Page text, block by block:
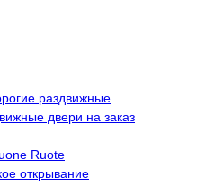
раздвижные
двери на заказ
Ruote
открывание